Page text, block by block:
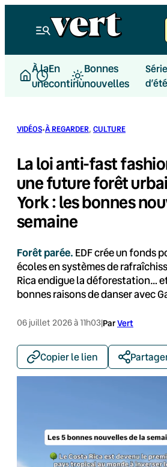
À la
une
En
continu
Bonnes
nouvelles
d’été
VIDÉOS·À REGARDER, CULTURE
La loi anti-fast
une future forêt
York : les bonnes
semaine
Forêt parée. EDF crée un fonds
écoles en systèmes de
Rica endigue la déforestation…
bonnes raisons de danser avec
06 juillet 2026 à 11h03|ParVert
Copier le lien